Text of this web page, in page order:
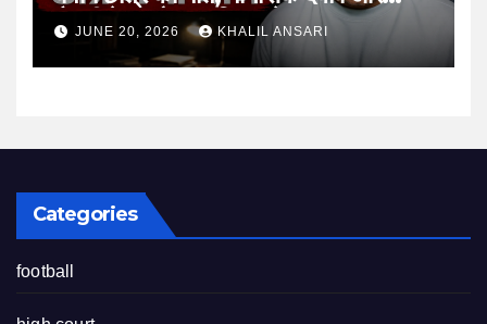
तैयारी के माहौल पर फिर उठे सवाल
JUNE 20, 2026 KHALIL ANSARI
Categories
football